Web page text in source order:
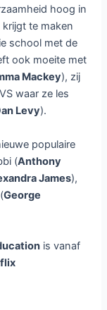
hoog in
krijgt te maken
school met de
ook moeite met
Mackey), zij
waar ze les
Levy).
populaire
(Anthony
James),
George
is vanaf